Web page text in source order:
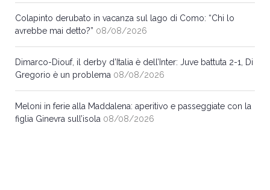
Colapinto derubato in vacanza sul lago di Como: “Chi lo
avrebbe mai detto?” 08/08/2026
Dimarco-Diouf, il derby d’Italia è dell’Inter: Juve battuta 2-1, Di
Gregorio è un problema 08/08/2026
Meloni in ferie alla Maddalena: aperitivo e passeggiate con la
figlia Ginevra sull’isola 08/08/2026